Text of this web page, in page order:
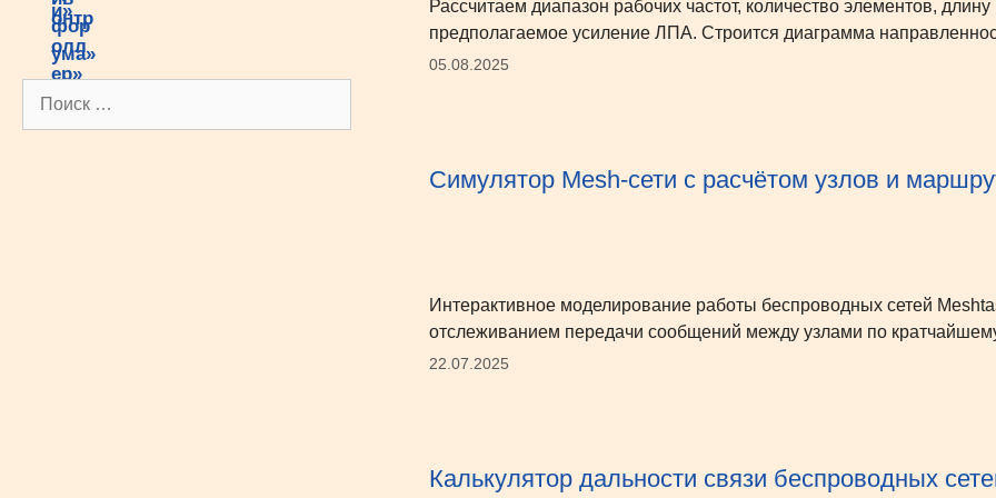
Рассчитаем диапазон рабочих частот, количество элементов,
предполагаемое усиление ЛПА. Строится диаграмма
05.08.2025
Симулятор Mesh-сети с расчётом узлов и
Интерактивное моделирование работы беспроводных сетей
отслеживанием передачи сообщений между узлами по
22.07.2025
Калькулятор дальности связи беспроводных